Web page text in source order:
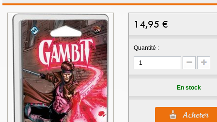
14,95 €
Quantité :
En stock